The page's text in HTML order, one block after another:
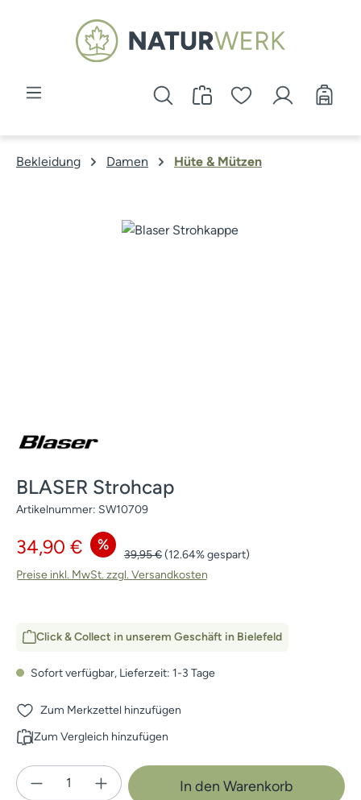
Zum Hauptinhalt springen
Bekleidung Damen Hüte & Mützen
Bildergalerie überspringen
BLASER Strohcap
Artikelnummer: SW10709
Verkaufspreis:
34,90 € %
Regulärer Preis:
39,95 €(12.64% gespart)
Preise inkl. MwSt. zzgl. Versandkosten
Click & Collect in unserem Geschäft in Bielefeld
Sofort verfügbar, Lieferzeit: 1-3 Tage
Zum Merkzettel hinzufügen
Zum Vergleich hinzufügen
Produkt Anzahl: Gib den gewünschten
In den Warenkorb